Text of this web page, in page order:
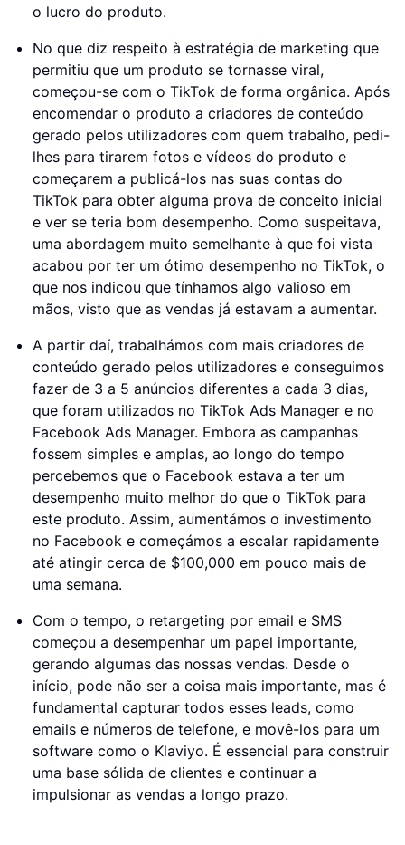
o lucro do produto.
No que diz respeito à estratégia de marketing que
permitiu que um produto se tornasse viral,
começou-se com o TikTok de forma orgânica. Após
encomendar o produto a criadores de conteúdo
gerado pelos utilizadores com quem trabalho, pedi-
lhes para tirarem fotos e vídeos do produto e
começarem a publicá-los nas suas contas do
TikTok para obter alguma prova de conceito inicial
e ver se teria bom desempenho. Como suspeitava,
uma abordagem muito semelhante à que foi vista
acabou por ter um ótimo desempenho no TikTok, o
que nos indicou que tínhamos algo valioso em
mãos, visto que as vendas já estavam a aumentar.
A partir daí, trabalhámos com mais criadores de
conteúdo gerado pelos utilizadores e conseguimos
fazer de 3 a 5 anúncios diferentes a cada 3 dias,
que foram utilizados no TikTok Ads Manager e no
Facebook Ads Manager. Embora as campanhas
fossem simples e amplas, ao longo do tempo
percebemos que o Facebook estava a ter um
desempenho muito melhor do que o TikTok para
este produto. Assim, aumentámos o investimento
no Facebook e começámos a escalar rapidamente
até atingir cerca de $100,000 em pouco mais de
uma semana.
Com o tempo, o retargeting por email e SMS
começou a desempenhar um papel importante,
gerando algumas das nossas vendas. Desde o
início, pode não ser a coisa mais importante, mas é
fundamental capturar todos esses leads, como
emails e números de telefone, e movê-los para um
software como o Klaviyo. É essencial para construir
uma base sólida de clientes e continuar a
impulsionar as vendas a longo prazo.